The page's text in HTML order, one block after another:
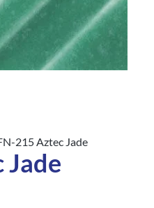
215 Aztec Jade
Jade